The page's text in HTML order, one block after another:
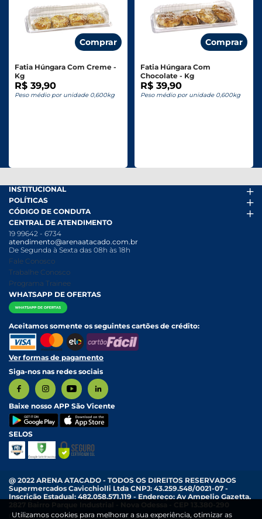
Comprar
Fatia Húngara Com Creme -
Kg
R$ 39,90
Peso médio por unidade 0,600kg
Comprar
Fatia Húngara Com
Chocolate - Kg
R$ 39,90
Peso médio por unidade 0,600kg
INSTITUCIONAL
Arena Mais
Fácil Pra Pagar
Ofertas
Folheto
Nossas Lojas
Nossa História
Relatório Transparência Salarial
POLÍTICAS
Termos de uso
Política de Trocas e Devoluções
Política de Privacidade
Política Anticorrupção
Política de entrega e Retirada
Política de Pagamento
CÓDIGO DE CONDUTA
Código de conduta PDF
Canal de Denúncias
Canal de Denúncias da Mulher
CENTRAL DE ATENDIMENTO
19 99642 - 6734
atendimento@arenaatacado.com.br
De Segunda à Sexta das 08h às 18h
Fale Conosco
Trabalhe Conosco
Programa Trainee
WHATSAPP DE OFERTAS
Aceitamos somente os seguintes cartões de crédito:
Ver formas de pagamento
Siga-nos nas redes sociais
Baixe nosso APP São Vicente
SELOS
@ 2022 ARENA ATACADO - TODOS OS DIREITOS RESERVADOS
Supermercados Cavicchiolli Ltda CNPJ: 43.259.548/0021-07 -
Inscrição Estadual: 482.058.571.119 - Endereço: Av Ampelio Gazetta,
Os preços e condições exibidas nesta loja online são válidos
Utilizamos cookies para melhorar a sua experiência, otimizar as